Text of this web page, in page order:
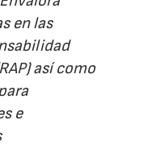
en las
así como
e